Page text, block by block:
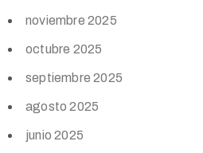
noviembre 2025
octubre 2025
septiembre 2025
agosto 2025
junio 2025